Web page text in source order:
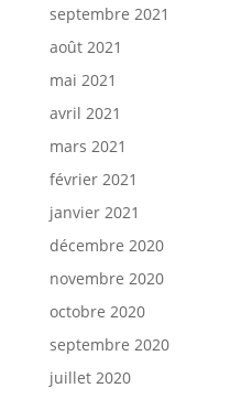
septembre 2021
août 2021
mai 2021
avril 2021
mars 2021
février 2021
janvier 2021
décembre 2020
novembre 2020
octobre 2020
septembre 2020
juillet 2020